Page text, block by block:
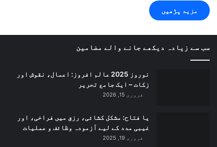
مزید پڑھیں
سب سے زیادہ دیکھے جانے والے مضامین
نوروز 2025 عالم افروز: اعمال، نقوش اور
زکات – ایک جامع تحریر
فروری 15, 2026
یا فتاح: مشکل کشائی، رزق میں فراخی، اور
غیبی مدد کے لیے آزمودہ وظائف و عملیات
فروری 19, 2025